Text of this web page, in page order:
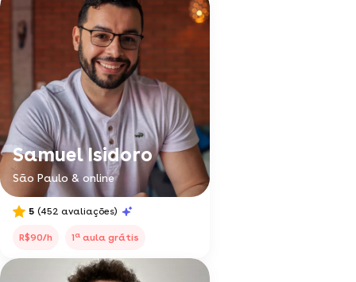
Samuel Isidoro
São Paulo & online
5 (452 avaliações)
R$90/h 1a aula grátis